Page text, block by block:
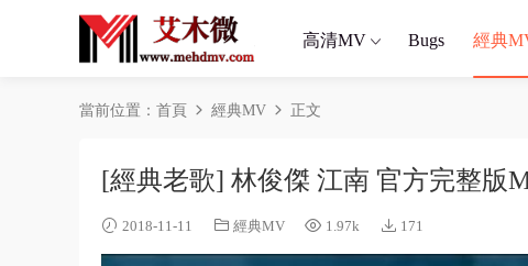
高清MV Bugs 經典
當前位置： 首頁 經典MV 正文
[經典老歌] 林俊傑 江南 官方完整版
2018-11-11 經典MV 1.97k 171